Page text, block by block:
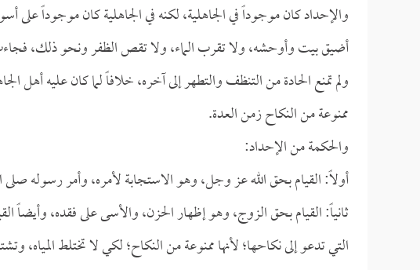
والإحداد كان موجوداً في الجاهلية، لكنه في الجاهلية كان موجوداً على
أضيق بيت وأوحشه، ولا تقرب الماء، ولا تقص الظفر ونحو ذلك،
ولم تمنع الحادة من التنظف والتطهر إلى آخره، خلافاً لما كان عليه أهل
ممنوعة من النكاح زمن العدة.
والحكمة من الإحداد:
أولاً: القيام بحق الله عز وجل، وهو الاستجابة لأمره، وأمر رسوله صلى
ثانياً: القيام بحق الزوج، وهو إظهار الحزن، والأسى على فقده، وأيضاً
التي تدعو إلى نكاحها؛ لأنها ممنوعة من النكاح؛ لكي لا تختلط المياه،